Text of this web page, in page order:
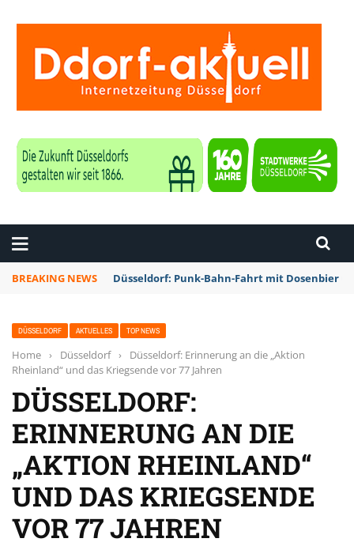
BREAKING NEWS Düsseldorf: Punk-Bahn-Fahrt mit Dosenbier
DÜSSELDORF AKTUELLES TOP NEWS
Home › Düsseldorf ›
Düsseldorf: Erinnerung an die „Aktion
Rheinland“ und das Kriegsende vor 77 Jahren
DÜSSELDORF:
ERINNERUNG AN DIE
„AKTION RHEINLAND“
UND DAS KRIEGSENDE
VOR 77 JAHREN